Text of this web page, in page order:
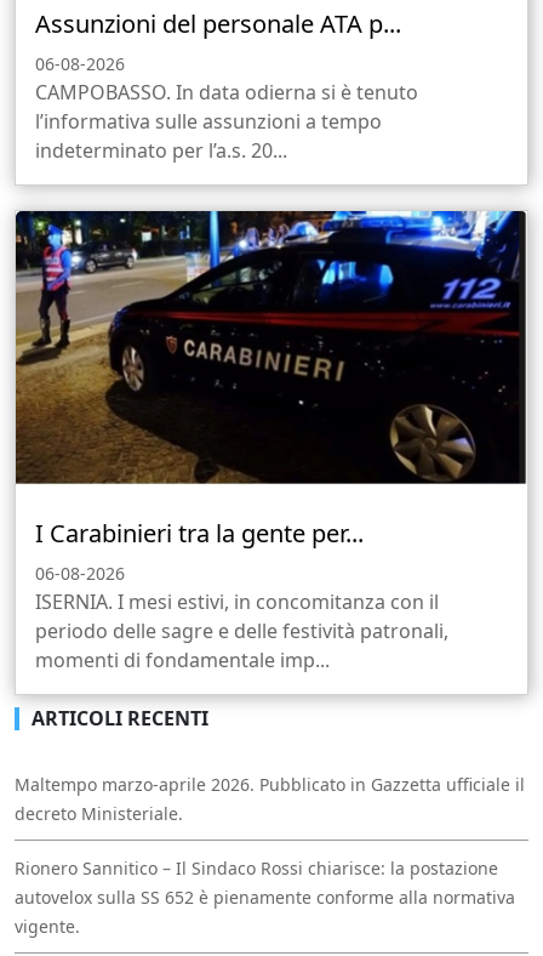
Assunzioni del personale ATA p...
06-08-2026
CAMPOBASSO. In data odierna si è tenuto
l’informativa sulle assunzioni a tempo
indeterminato per l’a.s. 20...
I Carabinieri tra la gente per...
06-08-2026
ISERNIA. I mesi estivi, in concomitanza con il
periodo delle sagre e delle festività patronali,
momenti di fondamentale imp...
ARTICOLI RECENTI
Maltempo marzo-aprile 2026. Pubblicato in Gazzetta ufficiale il
decreto Ministeriale.
Rionero Sannitico – Il Sindaco Rossi chiarisce: la postazione
autovelox sulla SS 652 è pienamente conforme alla normativa
vigente.